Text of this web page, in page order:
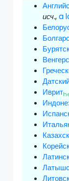
исч.,a
Иврит